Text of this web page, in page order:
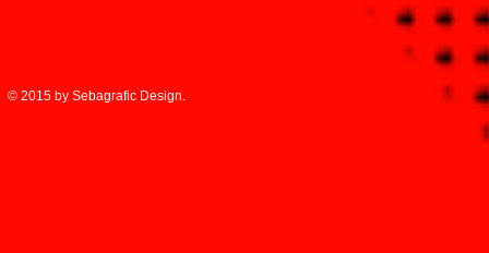
© 2015 by Sebagrafic Design.